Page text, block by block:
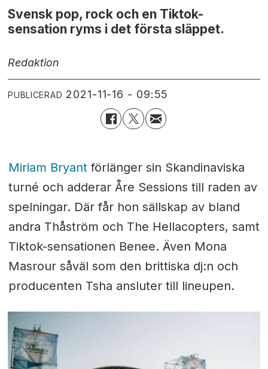
Svensk pop, rock och en Tiktok-
sensation ryms i det första släppet.
Redaktion
PUBLICERAD 2021-11-16 - 09:55
Miriam Bryantförlänger sin Skandinaviska
turné och adderar Åre Sessions till raden av
spelningar. Där får hon sällskap av bland
andra Thåström och The Hellacopters, samt
Tiktok-sensationen Benee. Även Mona
Masrour såväl som den brittiska dj:n och
producenten Tsha ansluter till lineupen.